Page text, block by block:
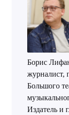
Борис
журналист,
Большого
Издатель и